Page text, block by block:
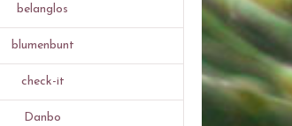
belanglos
blumenbunt
check-it
Danbo